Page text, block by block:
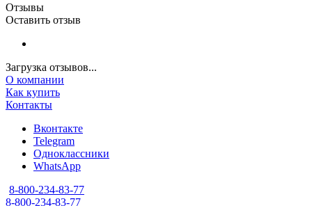
Отзывы
Оставить отзыв
Загрузка отзывов...
О компании
Как купить
Контакты
Вконтакте
Telegram
Одноклассники
WhatsApp
8-800-234-83-77
8-800-234-83-77